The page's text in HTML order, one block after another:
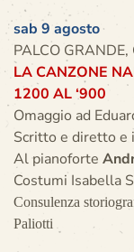
sab 9 agosto
PALCO
LA CANZONE
1200 AL ‘900
Omaggio ad
Scritto e diretto e
Al pianoforte
Costumi Isabella
Consulenza
Paliotti